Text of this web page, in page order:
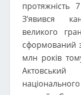
З’явився
великого
сформований
млн років